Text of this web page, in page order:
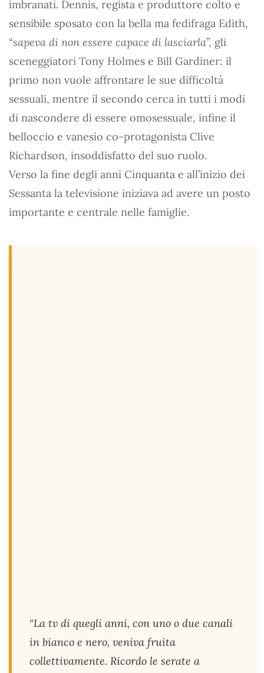
imbranati. Dennis, regista e produttore colto e
sensibile sposato con la bella ma fedifraga Edith,
“sapeva di non essere capace di lasciarla”, gli
sceneggiatori Tony Holmes e Bill Gardiner: il
primo non vuole affrontare le sue difficoltà
sessuali, mentre il secondo cerca in tutti i modi
di nascondere di essere omosessuale, infine il
belloccio e vanesio co-protagonista Clive
Richardson, insoddisfatto del suo ruolo.
Verso la fine degli anni Cinquanta e all’inizio dei
Sessanta la televisione iniziava ad avere un posto
importante e centrale nelle famiglie.
“La tv di quegli anni, con uno o due canali
in bianco e nero, veniva fruita
collettivamente. Ricordo le serate a